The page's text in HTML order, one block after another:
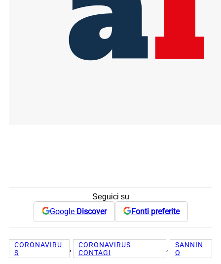
Seguici su
Google Discover Fonti preferite
CORONAVIRU
S
,
CORONAVIRUS
CONTAGI
,
SANNIN
O